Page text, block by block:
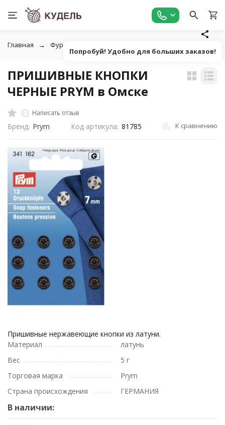
Главная Фурнитура для рукоделия
ПРИШИВНЫЕ КНОПКИ
ЧЕРНЫЕ PRYM в Омске
Написать отзыв
Бренд: Prym Код артикула: 81785 К сравнению
Пришивные нержавеющие кнопки из латуни.
Материал
латунь
Вес
5 г
Торговая марка
Prym
Страна происхождения
ГЕРМАНИЯ
В наличии:
Попробуй! Удобно для больших заказов!